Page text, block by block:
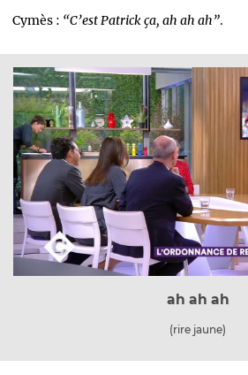
Cymès : “C’est Patrick ça, ah ah ah”.
ah ah ah
(rire jaune)